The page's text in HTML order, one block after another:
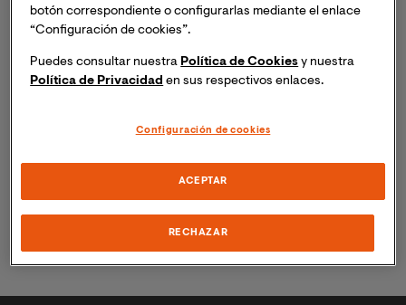
Grados
Blog
Preguntas frecuentes
Trabaja con nosotros
Buzón de sugerencias
botón correspondiente o configurarlas mediante el enlace
“Configuración de cookies”.
Puedes consultar nuestra Política de Cookies y nuestra
Política de Privacidad en sus respectivos enlaces.
Configuración de cookies
RECHAZAR
ACEPTAR